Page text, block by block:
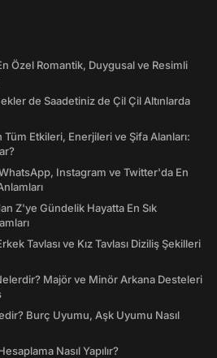
Özel Romantik, Duygusal ve Resimli
de Saadetiniz de Çil Çil Altınlarda
Tüm Etkileri, Enerjileri ve Şifa Alanları:
Instagram ve Twitter'da En
Z'ye Gündelik Hayatta En Sık
Tavlası ve Kız Tavlası Diziliş Şekilleri
Majör ve Minör Arkana Desteleri
Burç Uyumu, Aşk Uyumu Nasıl
Nasıl Yapılır?